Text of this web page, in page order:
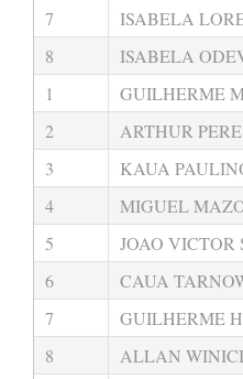
7
ISABELA
8
ISABELA
1
GUILHERME
2
ARTHUR
3
KAUA
4
MIGUEL
5
JOAO
6
CAUA
7
GUILHERME
8
ALLAN